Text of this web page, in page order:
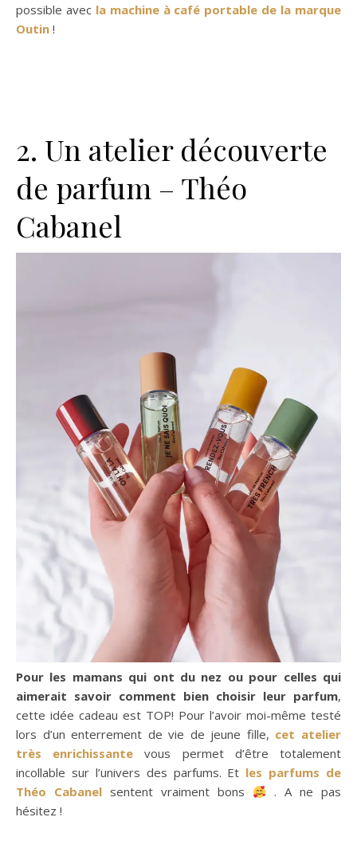
possible avec la machine à café portable de la marque
Outin !
2. Un atelier découverte
de parfum – Théo
Cabanel
Pour les mamans qui ont du nez ou pour celles qui
aimerait savoir comment bien choisir leur parfum,
cette idée cadeau est TOP! Pour l’avoir moi-même testé
lors d’un enterrement de vie de jeune fille, cet atelier
très enrichissante vous permet d’être totalement
incollable sur l’univers des parfums. Et les parfums de
Théo Cabanel sentent vraiment bons
. A ne pas
hésitez !